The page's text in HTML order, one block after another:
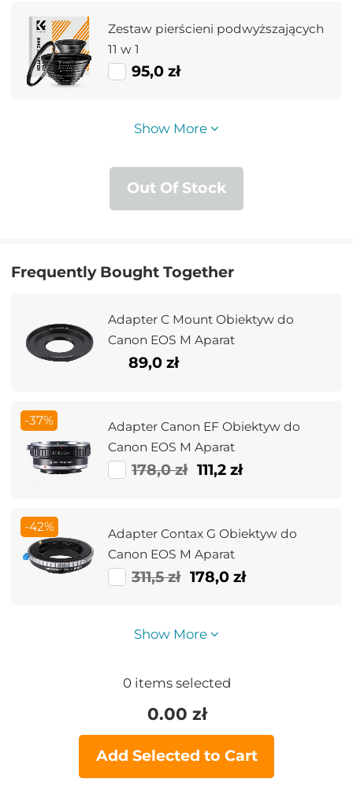
obniżających)
Zestaw pierścieni podwyższających
11 w 1
95,0 zł
Show More
Out Of Stock
Frequently Bought Together
Adapter C Mount Obiektyw do
Canon EOS M Aparat
89,0 zł
-37%
Adapter Canon EF Obiektyw do
Canon EOS M Aparat
178,0 zł 111,2 zł
-42%
Adapter Contax G Obiektyw do
Canon EOS M Aparat
311,5 zł 178,0 zł
Show More
0items selected
0.00 zł
Add Selected to Cart